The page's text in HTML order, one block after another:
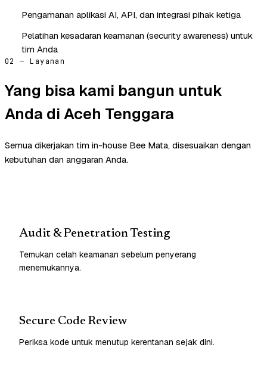
Pengamanan aplikasi AI, API, dan integrasi pihak ketiga
Pelatihan kesadaran keamanan (security awareness) untuk
tim Anda
02 — Layanan
Yang bisa kami bangun untuk
Anda di Aceh Tenggara
Semua dikerjakan tim in-house Bee Mata, disesuaikan dengan
kebutuhan dan anggaran Anda.
Audit & Penetration Testing
Temukan celah keamanan sebelum penyerang
menemukannya.
Secure Code Review
Periksa kode untuk menutup kerentanan sejak dini.